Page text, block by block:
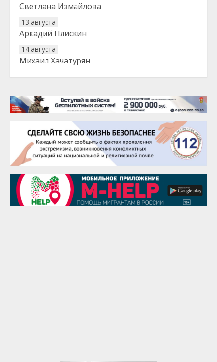
Светлана Измайлова
13 августа
Аркадий Плискин
14 августа
Михаил Хачатурян
20 августа
22 августа
Евгений Ефимов
25 августа
Сэсэгма Бубеева
28 августа
Чингиз Мустафаев
29 августа
Надежда Рослова